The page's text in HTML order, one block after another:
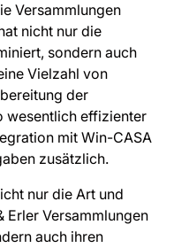
Versammlungen
nicht nur die
sondern auch
Vielzahl von
der
wesentlich effizienter
mit Win-CASA
zusätzlich.
nur die Art und
Erler Versammlungen
auch ihren